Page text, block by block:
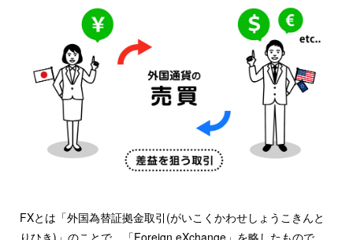
FXとは「外国為替証拠金取引(がいこくかわせしょうこきんと
りひき)」のことで、「Foreign eXchange」を略したもので